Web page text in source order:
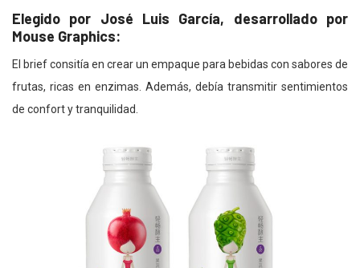
Elegido por José Luis García, desarrollado por
Mouse Graphics:
El brief consitía en crear un empaque para bebidas con sabores de
frutas, ricas en enzimas. Además, debía transmitir sentimientos
de confort y tranquilidad.